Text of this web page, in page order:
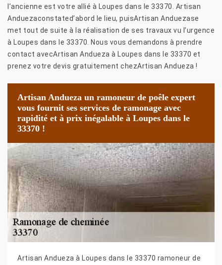
l’ancienne est votre allié à Loupes dans le 33370. Artisan
Anduezaconstated’abord le lieu, puisArtisan Anduezase
met tout de suite à la réalisation de ses travaux vu l’urgence
à Loupes dans le 33370. Nous vous demandons à prendre
contact avecArtisan Andueza à Loupes dans le 33370 et
prenez votre devis gratuitement chezArtisan Andueza !
Artisan Andueza un ramoneur de poêle expert
vous fournit ses services de ramonage avec
rapidité et à prix inégalable à Loupes dans le
33370 !
Artisan Andueza à Loupes dans le 33370 ramoneur de